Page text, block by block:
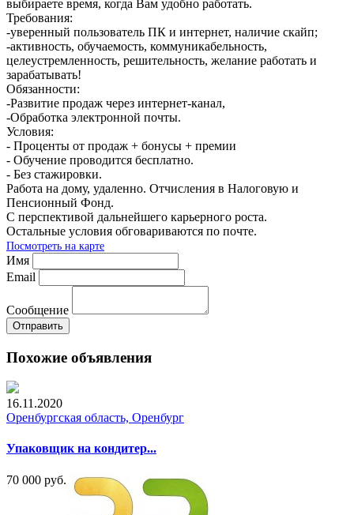
выбираете время, когда Вам удобно работать.
Требования:
-уверенный пользователь ПК и интернет, наличие скайп;
-активность, обучаемость, коммуникабельность,
целеустремленность, решительность, желание работать и
зарабатывать!
Обязанности:
-Развитие продаж через интернет-канал,
-Обработка электронной почты.
Условия:
- Проценты от продаж + бонусы + премии
- Обучение проводится бесплатно.
- Без стажировки.
Работа на дому, удаленно. Отчисления в Налоговую и
Пенсионный Фонд.
С перспективой дальнейшего карьерного роста.
Остальные условия обговариваются по почте.
Посмотреть на карте
Имя
Email
Сообщение
Отправить
Похожие объявления
16.11.2020
Оренбургская область, Оренбург
Упаковщик на кондитер...
70 000 руб.